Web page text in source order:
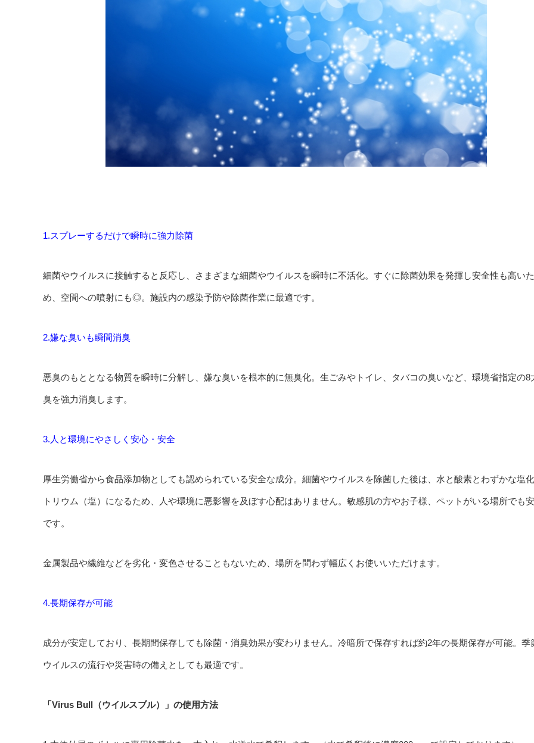
1.スプレーするだけで瞬時に強力除菌
細菌やウイルスに接触すると反応し、さまざまな細菌やウイルスを瞬時に不活化。すぐに除菌効果を発揮し安全性も高いた
め、空間への噴射にも◎。施設内の感染予防や除菌作業に最適です。
2.嫌な臭いも瞬間消臭
悪臭のもととなる物質を瞬時に分解し、嫌な臭いを根本的に無臭化。生ごみやトイレ、タバコの臭いなど、環境省指定の8
臭を強力消臭します。
3.人と環境にやさしく安心・安全
厚生労働省から食品添加物としても認められている安全な成分。細菌やウイルスを除菌した後は、水と酸素とわずかな塩
トリウム（塩）になるため、人や環境に悪影響を及ぼす心配はありません。敏感肌の方やお子様、ペットがいる場所でも
です。
金属製品や繊維などを劣化・変色させることもないため、場所を問わず幅広くお使いいただけます。
4.長期保存が可能
成分が安定しており、長期間保存しても除菌・消臭効果が変わりません。冷暗所で保存すれば約2年の長期保存が可能。季
ウイルスの流行や災害時の備えとしても最適です。
「Virus Bull（ウイルスブル）」の使用方法